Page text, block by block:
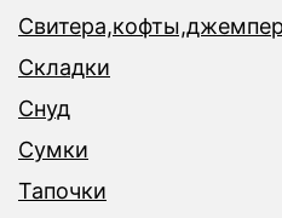
Складки
Снуд
Сумки
Тапочки